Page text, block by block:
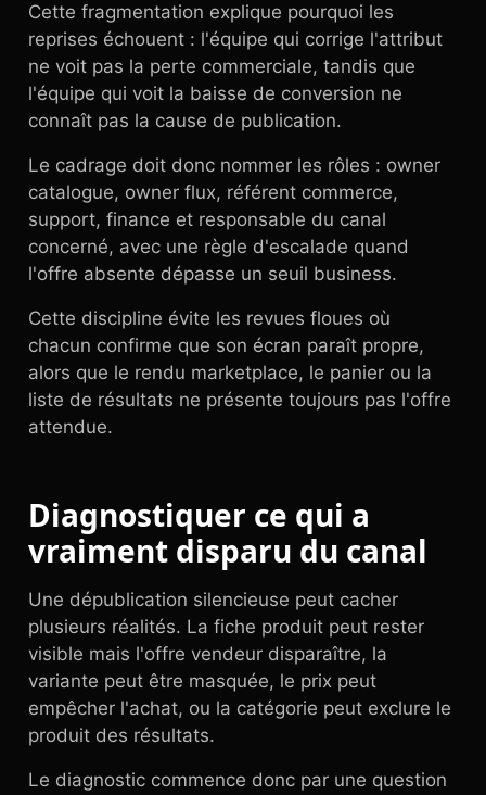
Cette fragmentation explique pourquoi les
reprises échouent : l'équipe qui corrige l'attribut
ne voit pas la perte commerciale, tandis que
l'équipe qui voit la baisse de conversion ne
connaît pas la cause de publication.
Le cadrage doit donc nommer les rôles : owner
catalogue, owner flux, référent commerce,
support, finance et responsable du canal
concerné, avec une règle d'escalade quand
l'offre absente dépasse un seuil business.
Cette discipline évite les revues floues où
chacun confirme que son écran paraît propre,
alors que le rendu marketplace, le panier ou la
liste de résultats ne présente toujours pas l'offre
attendue.
Diagnostiquer ce qui a
vraiment disparu du canal
Une dépublication silencieuse peut cacher
plusieurs réalités. La fiche produit peut rester
visible mais l'offre vendeur disparaître, la
variante peut être masquée, le prix peut
empêcher l'achat, ou la catégorie peut exclure le
produit des résultats.
Le diagnostic commence donc par une question